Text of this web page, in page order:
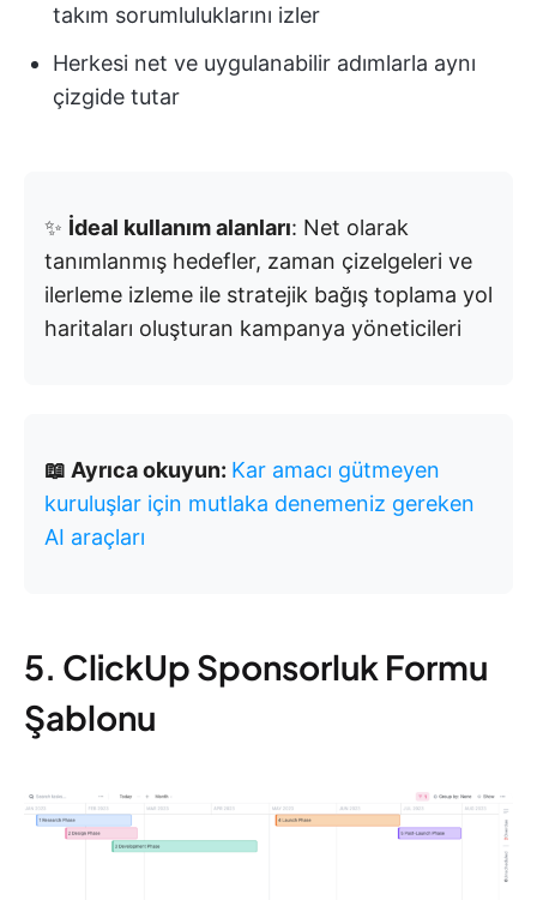
takım sorumluluklarını izler
Herkesi net ve uygulanabilir adımlarla aynı
çizgide tutar
✨ İdeal kullanım alanları: Net olarak
tanımlanmış hedefler, zaman çizelgeleri ve
ilerleme izleme ile stratejik bağış toplama yol
haritaları oluşturan kampanya yöneticileri
📖 Ayrıca okuyun: Kar amacı gütmeyen
kuruluşlar için mutlaka denemeniz gereken
AI araçları
5. ClickUp Sponsorluk Formu
Şablonu